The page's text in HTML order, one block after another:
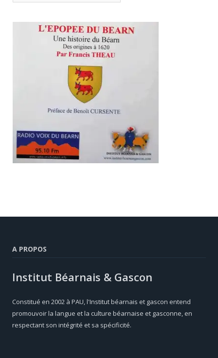
A PROPOS
Institut Béarnais & Gascon
Constitué en 2002 à PAU, l'Institut béarnais et gascon entend
promouvoir la langue et la culture béarnaise et gasconne, en
respectant son intégrité et sa spécificité.